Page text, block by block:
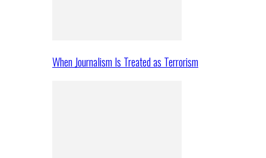
When Journalism Is Treated as Terrorism